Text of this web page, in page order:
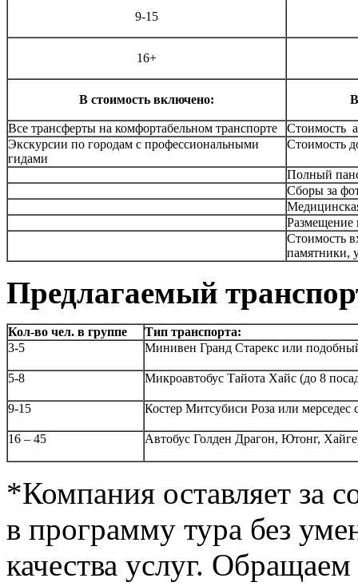
9-15
16+
В стоимость включено:
Все трансферты на комфортабельном транспорте
Стоимость
Экскурсии по городам с профессиональными
гидами
Стоимость
Полный
Cборы за
Размещение
Стоимость
памятники,
Предлагаемый
Кол-во чел. в группе
Тип транспорта:
3-5
Минивен Гранд Старекс или
5-8 Микроавтобус Тайота Хайс (до 8
9-15 Костер Митсубиси Роза или мерседес
16 – 45 Автобус Голден Драгон, Ютонг,
*Компания оставляет за
в программу тура без
качества услуг.